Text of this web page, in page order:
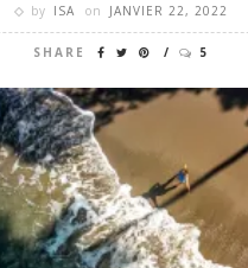
by ISA on JANVIER 22, 2022
SHARE 5